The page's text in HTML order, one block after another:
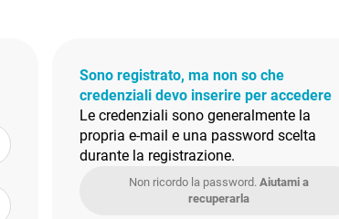
Sono registrato, ma non so che
credenziali devo inserire per accedere
Le credenziali sono generalmente la
propria e-mail e una password scelta
durante la registrazione.
Non ricordo la password. Aiutami a
recuperarla